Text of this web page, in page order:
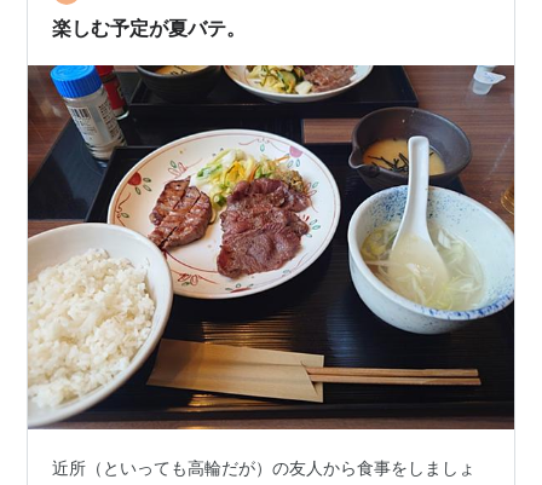
楽しむ予定が夏バテ。
近所（といっても高輪だが）の友人から食事をしましょ